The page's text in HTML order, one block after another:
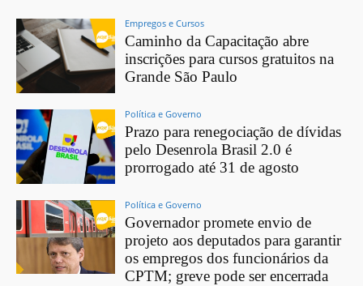
Empregos e Cursos
Caminho da Capacitação abre
inscrições para cursos gratuitos na
Grande São Paulo
Política e Governo
Prazo para renegociação de dívidas
pelo Desenrola Brasil 2.0 é
prorrogado até 31 de agosto
Política e Governo
Governador promete envio de
projeto aos deputados para garantir
os empregos dos funcionários da
CPTM; greve pode ser encerrada